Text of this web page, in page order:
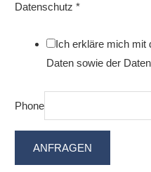
Datenschutz *
Ich erkläre mich mit
Daten sowie der
Phone
ANFRAGEN